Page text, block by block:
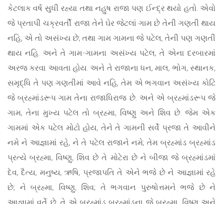
કેટલાક વર્ષ સુધી રહ્યા તથા નહુષ રાજા પણ ઈન્દ્ર થયો હતો. એવો
જે પ્રતાપી ચક્રવર્તી રાજા તેને ઘેર જેટલાં ગામ છે તેની ગણતી થાય
નહિ, એ તો અસંખ્ય છે; તથા ગામ ગામના જે પટેલ, તેની પણ ગણતી
થાય નહિ. અને તે ગામ-ગામના અસંખ્ય પટેલ, તે એના દરબારમાં
અરજ કરવા આવતા હોય. અને તે રાજાના ધન, માલ, ભોગ, સ્થાનક,
સમૃદ્ધિ તે પણ ગણતીમાં આવે નહિ, તેમ એ ભગવાન અસંખ્ય કોટિ
જે બ્રહ્માંડરૂપ ગામ તેના રાજાધિરાજ છે. અને એ બ્રહ્માંડરૂપ જે
ગામ, તેના મુખ્ય પટેલ તો બ્રહ્મા, વિષ્ણુ અને શિવ છે. જેમ એક
ગામમાં એક પટેલ મોટો હોય, તેને તે ગામની સર્વે પ્રજા તે આવીને
નમે ને આજ્ઞામાં રહે, ને તે પટેલ રાજાને નમે; તેમ બ્રહ્માંડ બ્રહ્માંડ
પ્રત્યે બ્રહ્મા, વિષ્ણુ, શિવ છે તે મોટેરા છે ને બીજા જે બ્રહ્માંડમાં
દેવ, દૈત્ય, મનુષ્ય, ઋષિ, પ્રજાપતિ તે એને ભજે છે ને આજ્ઞામાં રહે
છે; ને બ્રહ્મા, વિષ્ણુ, શિવ; તે ભગવાન પુરુષોત્તમને ભજે છે ને